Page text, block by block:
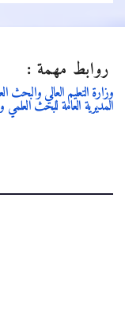
روابط مهمة :
وزارة التعليم العالي والبحث
المديرية العامة للبحث العلمي